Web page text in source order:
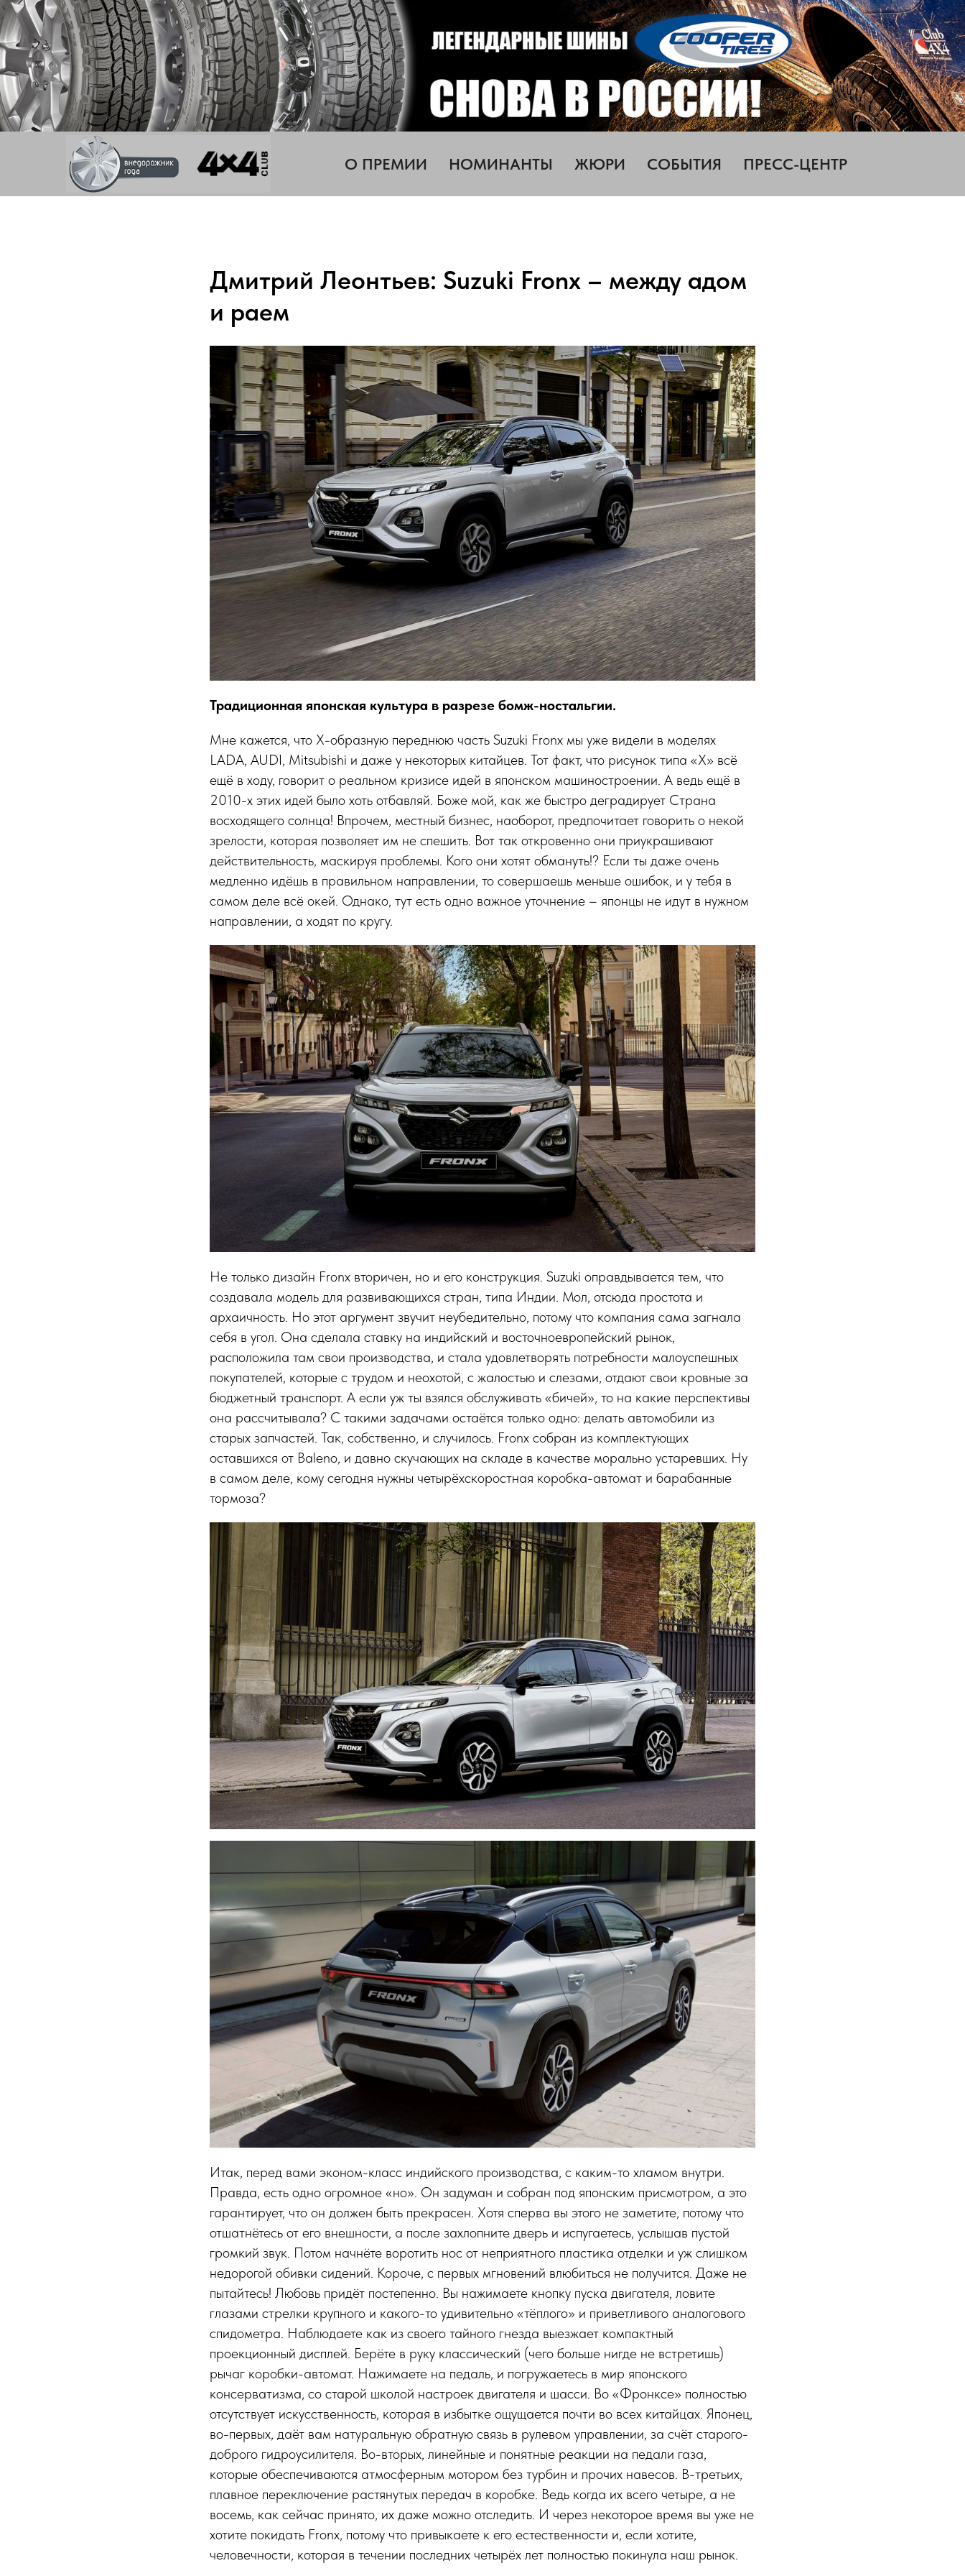
О ПРЕМИИ НОМИНАНТЫ ЖЮРИ СОБЫТИЯ ПРЕСС-ЦЕНТР
Дмитрий Леонтьев: Suzuki Fronx – между адом
и раем
Традиционная японская культура в разрезе бомж-ностальгии.
Мне кажется, что Х-образную переднюю часть Suzuki Fronx мы уже видели в моделях
LADA, AUDI, Mitsubishi и даже у некоторых китайцев. Тот факт, что рисунок типа «Х» всё
ещё в ходу, говорит о реальном кризисе идей в японском машиностроении. А ведь ещё в
2010-х этих идей было хоть отбавляй. Боже мой, как же быстро деградирует Страна
восходящего солнца! Впрочем, местный бизнес, наоборот, предпочитает говорить о некой
зрелости, которая позволяет им не спешить. Вот так откровенно они приукрашивают
действительность, маскируя проблемы. Кого они хотят обмануть!? Если ты даже очень
медленно идёшь в правильном направлении, то совершаешь меньше ошибок, и у тебя в
самом деле всё окей. Однако, тут есть одно важное уточнение – японцы не идут в нужном
направлении, а ходят по кругу.
Не только дизайн Fronx вторичен, но и его конструкция. Suzuki оправдывается тем, что
создавала модель для развивающихся стран, типа Индии. Мол, отсюда простота и
архаичность. Но этот аргумент звучит неубедительно, потому что компания сама загнала
себя в угол. Она сделала ставку на индийский и восточноевропейский рынок,
расположила там свои производства, и стала удовлетворять потребности малоуспешных
покупателей, которые с трудом и неохотой, с жалостью и слезами, отдают свои кровные за
бюджетный транспорт. А если уж ты взялся обслуживать «бичей», то на какие перспективы
она рассчитывала? С такими задачами остаётся только одно: делать автомобили из
старых запчастей. Так, собственно, и случилось. Fronx собран из комплектующих
оставшихся от Baleno, и давно скучающих на складе в качестве морально устаревших. Ну
в самом деле, кому сегодня нужны четырёхскоростная коробка-автомат и барабанные
тормоза?
Итак, перед вами эконом-класс индийского производства, с каким-то хламом внутри.
Правда, есть одно огромное «но». Он задуман и собран под японским присмотром, а это
гарантирует, что он должен быть прекрасен. Хотя сперва вы этого не заметите, потому что
отшатнётесь от его внешности, а после захлопните дверь и испугаетесь, услышав пустой
громкий звук. Потом начнёте воротить нос от неприятного пластика отделки и уж слишком
недорогой обивки сидений. Короче, с первых мгновений влюбиться не получится. Даже не
пытайтесь! Любовь придёт постепенно. Вы нажимаете кнопку пуска двигателя, ловите
глазами стрелки крупного и какого-то удивительно «тёплого» и приветливого аналогового
спидометра. Наблюдаете как из своего тайного гнезда выезжает компактный
проекционный дисплей. Берёте в руку классический (чего больше нигде не встретишь)
рычаг коробки-автомат. Нажимаете на педаль, и погружаетесь в мир японского
консерватизма, со старой школой настроек двигателя и шасси. Во «Фронксе» полностью
отсутствует искусственность, которая в избытке ощущается почти во всех китайцах. Японец,
во-первых, даёт вам натуральную обратную связь в рулевом управлении, за счёт старого-
доброго гидроусилителя. Во-вторых, линейные и понятные реакции на педали газа,
которые обеспечиваются атмосферным мотором без турбин и прочих навесов. В-третьих,
плавное переключение растянутых передач в коробке. Ведь когда их всего четыре, а не
восемь, как сейчас принято, их даже можно отследить. И через некоторое время вы уже не
хотите покидать Fronx, потому что привыкаете к его естественности и, если хотите,
человечности, которая в течении последних четырёх лет полностью покинула наш рынок.